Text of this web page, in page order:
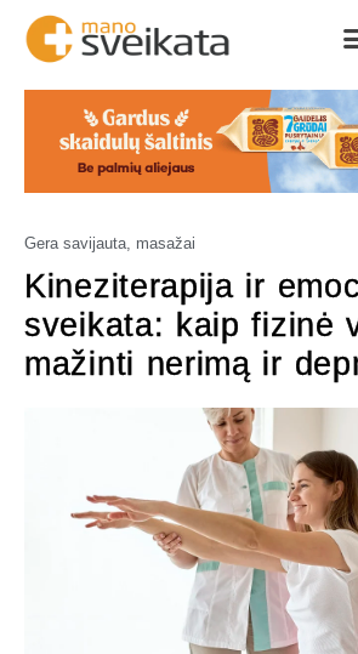
Gera savijauta, masažai
Kineziterapija ir
sveikata: kaip fizinė
mažinti nerimą ir